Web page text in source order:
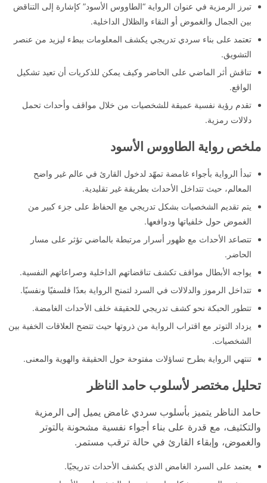
تبرز الرمزية في عنوان الرواية “الطاووس الأسود” كإشارة إلى التناقض
بين الجمال والغموض أو النقاء والظلال الداخلية.
تعتمد على بناء سردي تدريجي يكشف المعلومات ببطء ليزيد من عنصر
التشويق.
تناقش أثر الماضي على الحاضر وكيف يمكن للذكريات أن تعيد تشكيل
الواقع.
تقدم رؤية نفسية عميقة للشخصيات من خلال مواقف وأحداث تحمل
دلالات رمزية.
ملخص رواية الطاووس الأسود
تبدأ الرواية بأجواء غامضة تمهّد لدخول القارئ في عالم غير واضح
المعالم، حيث تتداخل الأحداث بطريقة غير تقليدية.
يتم تقديم الشخصيات بشكل تدريجي مع الحفاظ على جزء كبير من
الغموض حول خلفياتها ودوافعها.
تتصاعد الأحداث مع ظهور أسرار مرتبطة بالماضي تؤثر على مسار
الحاضر.
يواجه الأبطال مواقف تكشف تناقضاتهم الداخلية وصراعاتهم النفسية.
تتداخل الرموز والدلالات في السرد لتمنح الرواية بعدًا فلسفيًا ونفسيًا.
تتطور الحبكة نحو كشف تدريجي للحقيقة خلف الأحداث الغامضة.
يزداد التوتر مع اقتراب الرواية من ذروتها حيث تتضح العلاقات الخفية بين
الشخصيات.
تنتهي الرواية بطرح تساؤلات مفتوحة حول الحقيقة والهوية والمعنى.
تحليل مختصر لأسلوب حامد الناظر
حامد الناظر يتميز بأسلوب سردي غامض يميل إلى الرمزية
والتكثيف، مع قدرة على بناء أجواء نفسية مشحونة بالتوتر
والغموض، وإبقاء القارئ في حالة ترقب مستمر.
يعتمد على السرد الغامض الذي يكشف الأحداث تدريجيًا.